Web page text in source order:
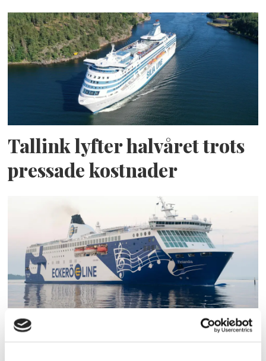
Tallink lyfter halvåret trots
pressade kostnader
Eckerö tyngs av höga